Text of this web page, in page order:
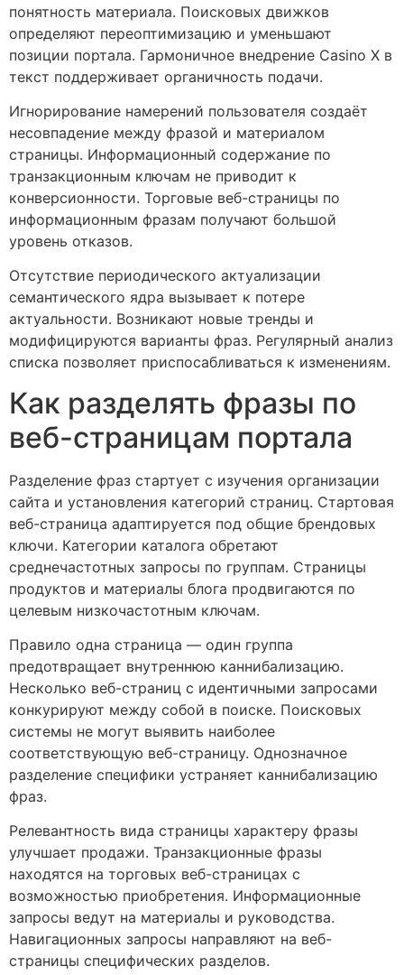
понятность материала. Поисковых движков
определяют переоптимизацию и уменьшают
позиции портала. Гармоничное внедрение Casino X в
текст поддерживает органичность подачи.
Игнорирование намерений пользователя создаёт
несовпадение между фразой и материалом
страницы. Информационный содержание по
транзакционным ключам не приводит к
конверсионности. Торговые веб-страницы по
информационным фразам получают большой
уровень отказов.
Отсутствие периодического актуализации
семантического ядра вызывает к потере
актуальности. Возникают новые тренды и
модифицируются варианты фраз. Регулярный анализ
списка позволяет приспосабливаться к изменениям.
Как разделять фразы по
веб-страницам портала
Разделение фраз стартует с изучения организации
сайта и установления категорий страниц. Стартовая
веб-страница адаптируется под общие брендовых
ключи. Категории каталога обретают
среднечастотных запросы по группам. Страницы
продуктов и материалы блога продвигаются по
целевым низкочастотным ключам.
Правило одна страница — один группа
предотвращает внутреннюю каннибализацию.
Несколько веб-страниц с идентичными запросами
конкурируют между собой в поиске. Поисковых
системы не могут выявить наиболее
соответствующую веб-страницу. Однозначное
разделение специфики устраняет каннибализацию
фраз.
Релевантность вида страницы характеру фразы
улучшает продажи. Транзакционные фразы
находятся на торговых веб-страницах с
возможностью приобретения. Информационные
запросы ведут на материалы и руководства.
Навигационных запросы направляют на веб-
страницы специфических разделов.